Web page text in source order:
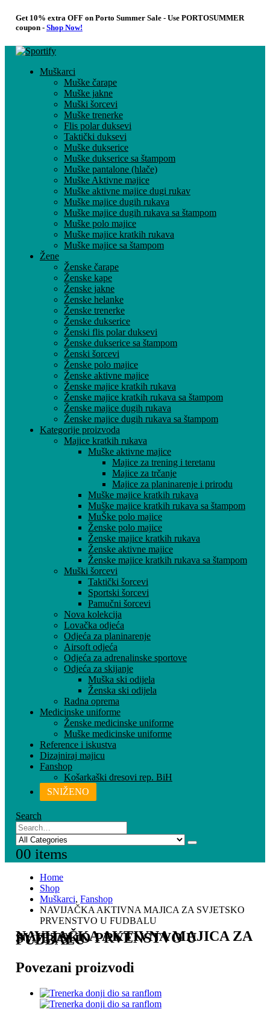
Get 10% extra OFF on Porto Summer Sale - Use PORTOSUMMER
coupon - Shop Now!
Muškarci
Muške čarape
Muške jakne
Muški šorcevi
Muške trenerke
Flis polar duksevi
Taktički duksevi
Muške dukserice
Muške dukserice sa štampom
Muške pantalone (hlače)
Muške Aktivne majice
Muške aktivne majice dugi rukav
Muške majice dugih rukava
Muške majice dugih rukava sa štampom
Muške polo majice
Muške majice kratkih rukava
Muške majice sa štampom
Žene
Ženske čarape
Ženske kape
Ženske jakne
Ženske helanke
Ženske trenerke
Ženske dukserice
Ženski flis polar duksevi
Ženske dukserice sa štampom
Ženski šorcevi
Ženske polo majice
Ženske aktivne majice
Ženske majice kratkih rukava
Ženske majice kratkih rukava sa štampom
Ženske majice dugih rukava
Ženske majice dugih rukava sa štampom
Kategorije proizvoda
Majice kratkih rukava
Muške aktivne majice
Majice za trening i teretanu
Majice za trčanje
Majice za planinarenje i prirodu
Muške majice kratkih rukava
Muške majice kratkih rukava sa štampom
MuŠke polo majice
Ženske polo majice
Ženske majice kratkih rukava
Ženske aktivne majice
Ženske majice kratkih rukava sa štampom
Muški šorcevi
Taktički šorcevi
Sportski šorcevi
Pamučni šorcevi
Nova kolekcija
Lovačka odjeća
Odjeća za planinarenje
Airsoft odjeća
Odjeća za adrenalinske sportove
Odjeća za skijanje
Muška ski odijela
Ženska ski odijela
Radna oprema
Medicinske uniforme
Ženske medicinske uniforme
Muške medicinske uniforme
Reference i iskustva
Dizajniraj majicu
Fanshop
Košarkaški dresovi rep. BiH
SNIŽENO
Search
00 items
Home
Shop
Muškarci, Fanshop
NAVIJAČKA AKTIVNA MAJICA ZA SVJETSKO
PRVENSTVO U FUDBALU
NAVIJAČKA AKTIVNA MAJICA ZA
SVJETSKO PRVENSTVO U
FUDBALU
Povezani proizvodi